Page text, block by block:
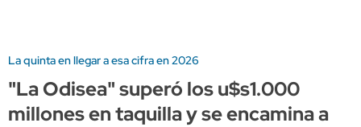
La quinta en llegar a esa cifra en 2026
"La Odisea" superó los u$s1.000
millones en taquilla y se encamina a